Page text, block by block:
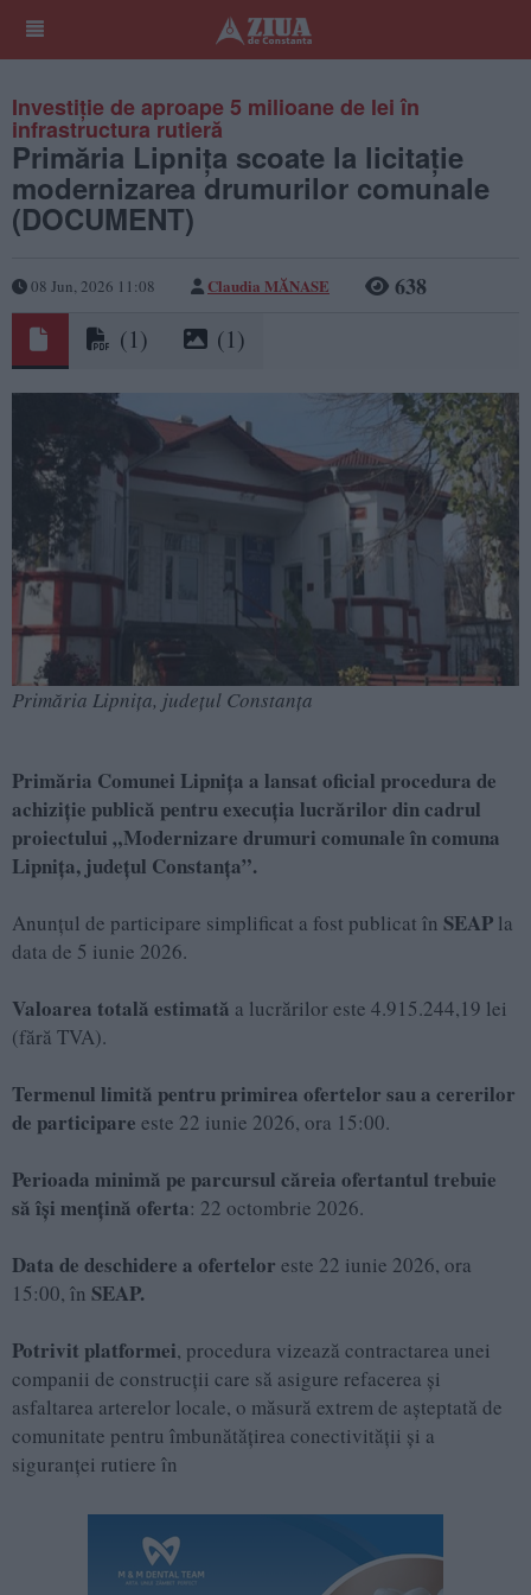
Investiție de aproape 5 milioane de lei în
infrastructura rutieră
Primăria Lipnița scoate la licitație
modernizarea drumurilor comunale
(DOCUMENT)
08 Jun, 2026 11:08 Claudia MĂNASE 638
(1) (1)
Primăria Lipnița, județul Constanța
Primăria Comunei Lipnița a lansat oficial procedura de
achiziție publică pentru execuția lucrărilor din cadrul
proiectului „Modernizare drumuri comunale în comuna
Lipnița, județul Constanța”.
Anunțul de participare simplificat a fost publicat în SEAP la
data de 5 iunie 2026.
Valoarea totală estimată a lucrărilor este 4.915.244,19 lei
(fără TVA).
Termenul limită pentru primirea ofertelor sau a cererilor
de participare este 22 iunie 2026, ora 15:00.
Perioada minimă pe parcursul căreia ofertantul trebuie
să își mențină oferta: 22 octombrie 2026.
Data de deschidere a ofertelor este 22 iunie 2026, ora
15:00, în SEAP.
Potrivit platformei, procedura vizează contractarea unei
companii de construcții care să asigure refacerea și
asfaltarea arterelor locale, o măsură extrem de așteptată de
comunitate pentru îmbunătățirea conectivității și a
siguranței rutiere în